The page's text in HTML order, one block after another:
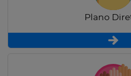
Plano